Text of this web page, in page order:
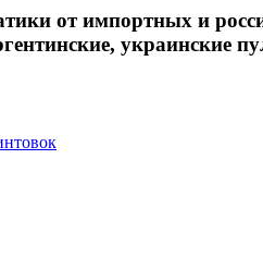
от импортных и
украинские